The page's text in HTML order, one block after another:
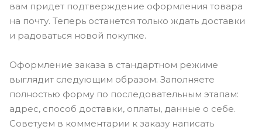
вам придет подтверждение оформления товара
на почту. Теперь останется только ждать доставки
и радоваться новой покупке.
Оформление заказа в стандартном режиме
выглядит следующим образом. Заполняете
полностью форму по последовательным этапам:
адрес, способ доставки, оплаты, данные о себе.
Советуем в комментарии к заказу написать